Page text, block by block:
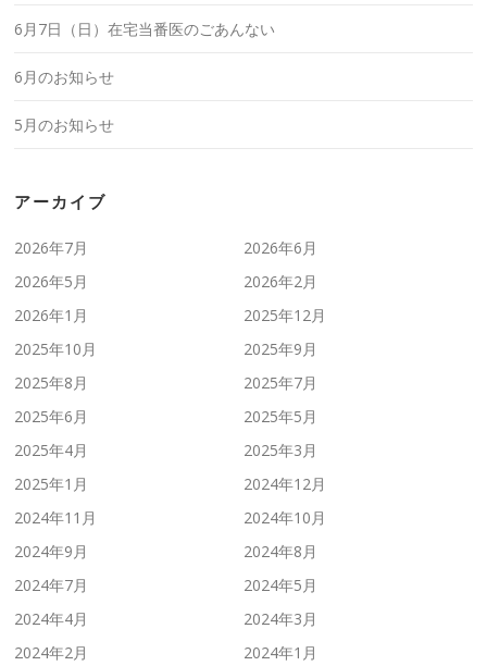
6月7日（日）在宅当番医のごあんない
6月のお知らせ
5月のお知らせ
アーカイブ
2026年7月
2026年6月
2026年5月
2026年2月
2026年1月
2025年12月
2025年10月
2025年9月
2025年8月
2025年7月
2025年6月
2025年5月
2025年4月
2025年3月
2025年1月
2024年12月
2024年11月
2024年10月
2024年9月
2024年8月
2024年7月
2024年5月
2024年4月
2024年3月
2024年2月
2024年1月